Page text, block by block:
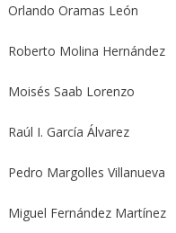
Orlando Oramas León
Roberto Molina Hernández
Moisés Saab Lorenzo
Raúl I. García Álvarez
Pedro Margolles Villanueva
Miguel Fernández Martínez